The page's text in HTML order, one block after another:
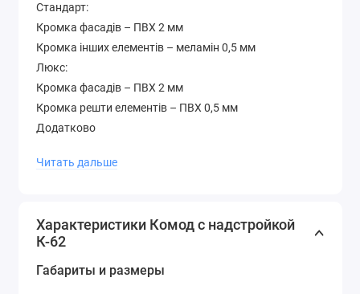
Стандарт:
Кромка фасадів – ПВХ 2 мм
Кромка інших елементів – меламін 0,5 мм
Люкс:
Кромка фасадів – ПВХ 2 мм
Кромка решти елементів – ПВХ 0,5 мм
Додатково
механізми – телескопічні Гарантія – 12 місяців
вибрати без доплати до вартості )
Читать дальше
Характеристики Комод с надстройкой
К-62
Габариты и размеры